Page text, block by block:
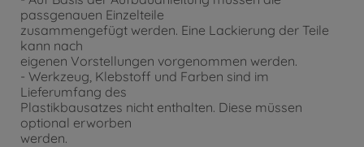
passgenauen Einzelteile
zusammengefügt werden. Eine Lackierung der Teile
kann nach
eigenen Vorstellungen vorgenommen werden.
- Werkzeug, Klebstoff und Farben sind im
Lieferumfang des
Plastikbausatzes nicht enthalten. Diese müssen
optional erworben
werden.